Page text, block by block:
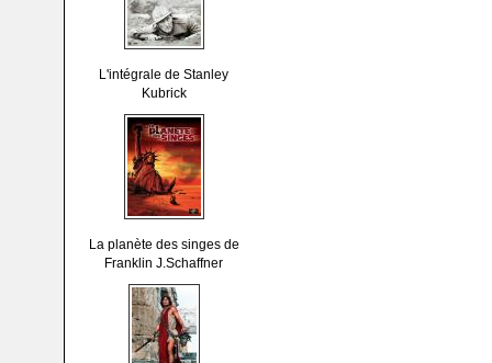
L'intégrale de Stanley
Kubrick
La planète des singes de
Franklin J.Schaffner